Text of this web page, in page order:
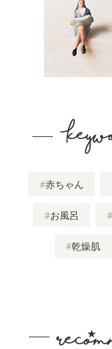
赤ちゃん
お風呂
乾燥肌